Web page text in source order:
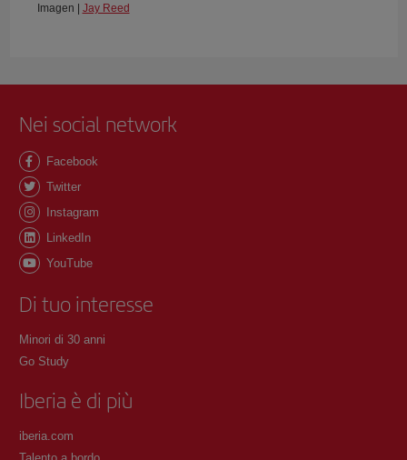
Imagen | Jay Reed
Nei social network
Facebook
Twitter
Instagram
LinkedIn
YouTube
Di tuo interesse
Minori di 30 anni
Go Study
Iberia è di più
iberia.com